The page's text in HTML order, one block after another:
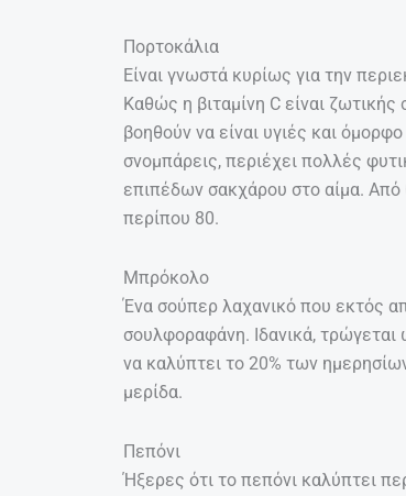
Πορτοκάλια
Είναι γνωστά κυρίως για την
Καθώς η βιταμίνη C είναι
βοηθούν να είναι υγιές και
σνομπάρεις, περιέχει πολλές
επιπέδων σακχάρου στο αίμα. Από
περίπου 80.
Μπρόκολο
Ένα σούπερ λαχανικό που εκτός
σουλφοραφάνη. Ιδανικά, τρώγεται
να καλύπτει το 20% των
μερίδα.
Πεπόνι
Ήξερες ότι το πεπόνι καλύπτει